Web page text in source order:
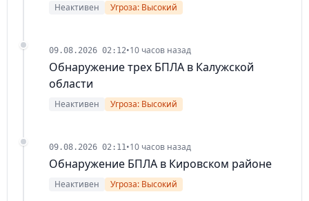
Неактивен Угроза: Высокий
09.08.2026 02:12•10 часов назад
Обнаружение трех БПЛА в Калужской
области
Неактивен Угроза: Высокий
09.08.2026 02:11•10 часов назад
Обнаружение БПЛА в Кировском районе
Неактивен Угроза: Высокий